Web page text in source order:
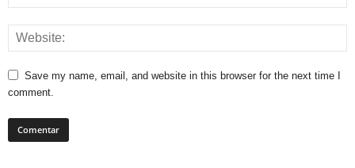
Save my name, email, and website in this browser for the next time I
comment.